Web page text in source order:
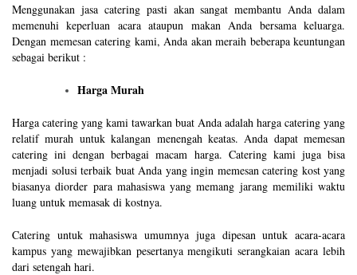
Menggunakan jasa catering pasti akan sangat membantu Anda dalam
memenuhi keperluan acara ataupun makan Anda bersama keluarga.
Dengan memesan catering kami, Anda akan meraih beberapa keuntungan
sebagai berikut :
Harga Murah
Harga catering yang kami tawarkan buat Anda adalah harga catering yang
relatif murah untuk kalangan menengah keatas. Anda dapat memesan
catering ini dengan berbagai macam harga. Catering kami juga bisa
menjadi solusi terbaik buat Anda yang ingin memesan catering kost yang
biasanya diorder para mahasiswa yang memang jarang memiliki waktu
luang untuk memasak di kostnya.
Catering untuk mahasiswa umumnya juga dipesan untuk acara-acara
kampus yang mewajibkan pesertanya mengikuti serangkaian acara lebih
dari setengah hari.